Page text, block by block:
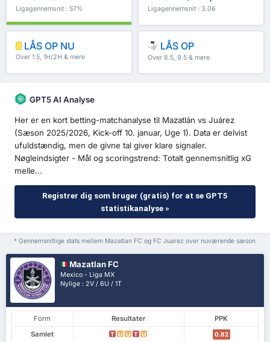
Ligagennemsnit : 57% Ligagennemsnit : 3.06
LÅS OP NU
Over 1.5, 1H/2H & mere
LÅS OP
Over 8.5, 9.5 & mere
GPT5 AI Analyse
Her er en kort betting-matchanalyse til Mazatlán vs Juárez
(Sæson 2025/2026, Kick-off 10. januar, Uge 1). Data er delvist
ufuldstændig, men de givne tal giver klare signaler.
Nøgleindsigter - Mål og scoringstrend: Totalt gennemsnitlig xG
melle...
Registrer dig som bruger (gratis) for at se GPT5
statistikanalyse »
* Gennemsnitlige stats mellem Mazatlan FC og FC Juarez over nuværende sæson
Mazatlan FC
Mexico - Liga MX
Nylige : 2V / 6U / 1T
Form Resultater
PPK
Samlet
T U U T U 0.82